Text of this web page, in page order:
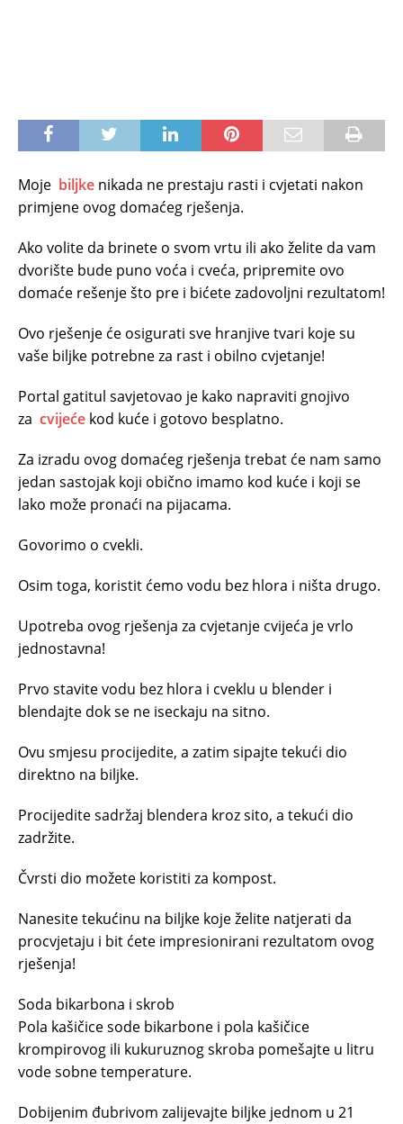
Moje biljke nikada ne prestaju rasti i cvjetati nakon
primjene ovog domaćeg rješenja.
Ako volite da brinete o svom vrtu ili ako želite da vam
dvorište bude puno voća i cveća, pripremite ovo
domaće rešenje što pre i bićete zadovoljni rezultatom!
Ovo rješenje će osigurati sve hranjive tvari koje su
vaše biljke potrebne za rast i obilno cvjetanje!
Portal gatitul savjetovao je kako napraviti gnojivo
za cvijeće kod kuće i gotovo besplatno.
Za izradu ovog domaćeg rješenja trebat će nam samo
jedan sastojak koji obično imamo kod kuće i koji se
lako može pronaći na pijacama.
Govorimo o cvekli.
Osim toga, koristit ćemo vodu bez hlora i ništa drugo.
Upotreba ovog rješenja za cvjetanje cvijeća je vrlo
jednostavna!
Prvo stavite vodu bez hlora i cveklu u blender i
blendajte dok se ne iseckaju na sitno.
Ovu smjesu procijedite, a zatim sipajte tekući dio
direktno na biljke.
Procijedite sadržaj blendera kroz sito, a tekući dio
zadržite.
Čvrsti dio možete koristiti za kompost.
Nanesite tekućinu na biljke koje želite natjerati da
procvjetaju i bit ćete impresionirani rezultatom ovog
rješenja!
Soda bikarbona i skrob
Pola kašičice sode bikarbone i pola kašičice
krompirovog ili kukuruznog skroba pomešajte u litru
vode sobne temperature.
Dobijenim đubrivom zalijevajte biljke jednom u 21